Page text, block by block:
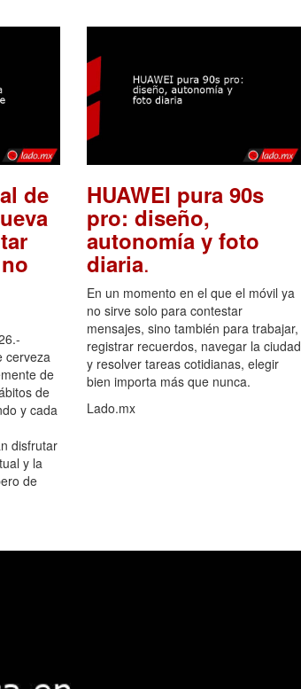
de
cerveza
de
de
y cada
disfrutar
y la
de
HUAWEI pura 90s
pro: diseño,
autonomía y foto
diaria.
En un momento en el que el móvil ya
no sirve solo para contestar
mensajes, sino también para trabajar,
registrar recuerdos, navegar la ciudad
y resolver tareas cotidianas, elegir
bien importa más que nunca.
Lado.mx